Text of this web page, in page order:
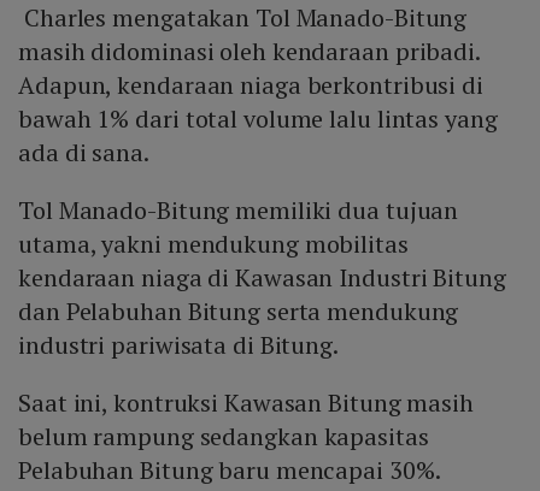
Charles mengatakan Tol Manado-Bitung
masih didominasi oleh kendaraan pribadi.
Adapun, kendaraan niaga berkontribusi di
bawah 1% dari total volume lalu lintas yang
ada di sana.
Tol Manado-Bitung memiliki dua tujuan
utama, yakni mendukung mobilitas
kendaraan niaga di Kawasan Industri Bitung
dan Pelabuhan Bitung serta mendukung
industri pariwisata di Bitung.
Saat ini, kontruksi Kawasan Bitung masih
belum rampung sedangkan kapasitas
Pelabuhan Bitung baru mencapai 30%.